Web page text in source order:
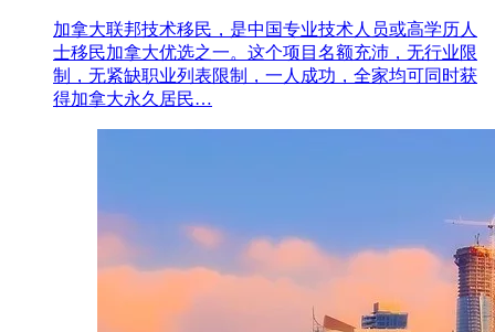
加拿大联邦技术移民，是中国专业技术人员或高学历人
士移民加拿大优选之一。这个项目名额充沛，无行业限
制，无紧缺职业列表限制，一人成功，全家均可同时获
得加拿大永久居民…